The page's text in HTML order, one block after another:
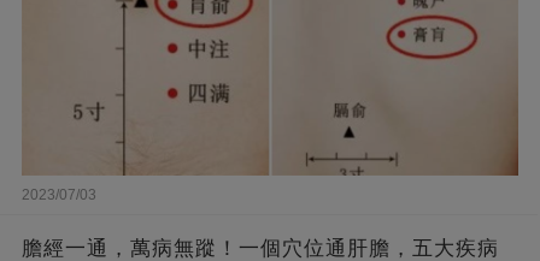
2023/07/03
膽經一通，萬病無蹤！一個穴位通肝膽，五大疾病